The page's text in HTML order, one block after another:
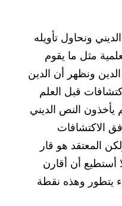
ونحاول تأويله
مثل ما يقوم
ونظهر أن الدين
قبل العلم
يأخذون النص الديني
الاكتشافات
المعتقد هو قار
أستطيع أن أقارن
يتطور وهذه نقطة